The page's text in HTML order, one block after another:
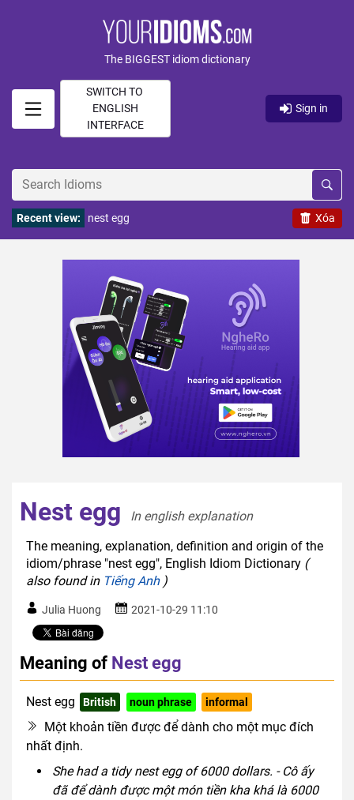
The BIGGEST idiom dictionary
SWITCH TO
ENGLISH
INTERFACE
Sign in
Xóa
Recent view: nest egg
Nest egg
In english explanation
The meaning, explanation, definition and origin of the
idiom/phrase "nest egg", English Idiom Dictionary (
also found in Tiếng Anh)
Julia Huong 2021-10-29 11:10
Meaning of Nest egg
Nest egg British noun phrase informal
Một khoản tiền được để dành cho một mục đích
nhất định.
She had a tidy nest egg of 6000 dollars. - Cô ấy
đã để dành được một món tiền kha khá là 6000